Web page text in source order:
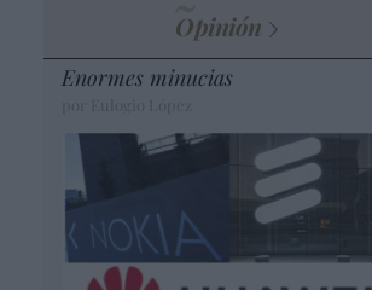
Opinión
Enormes minucias